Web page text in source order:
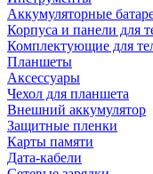
Аккумуляторные
Корпуса и панели для
Комплектующие для
Планшеты
Аксессуары
Чехол для планшета
Внешний аккумулятор
Защитные пленки
Карты памяти
Дата-кабели